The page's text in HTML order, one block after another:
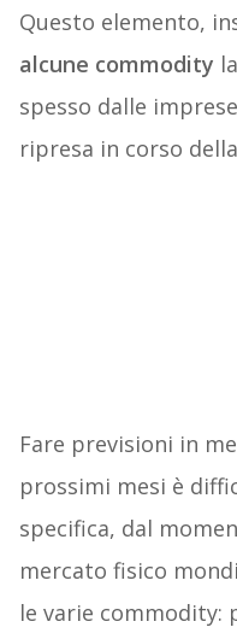
Questo elemento,
alcune commodity
spesso dalle
ripresa in corso
Fare previsioni in
prossimi mesi è
specifica, dal
mercato fisico
le varie commodity: